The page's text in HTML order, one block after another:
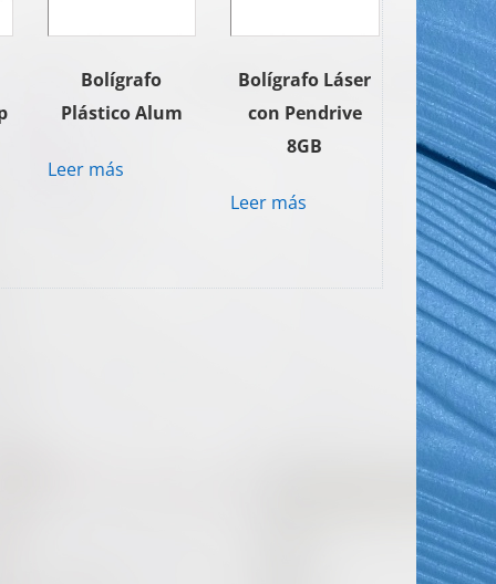
Bolígrafo
Plástico Alum
Leer más
Bolígrafo Láser
con Pendrive
8GB
Leer más